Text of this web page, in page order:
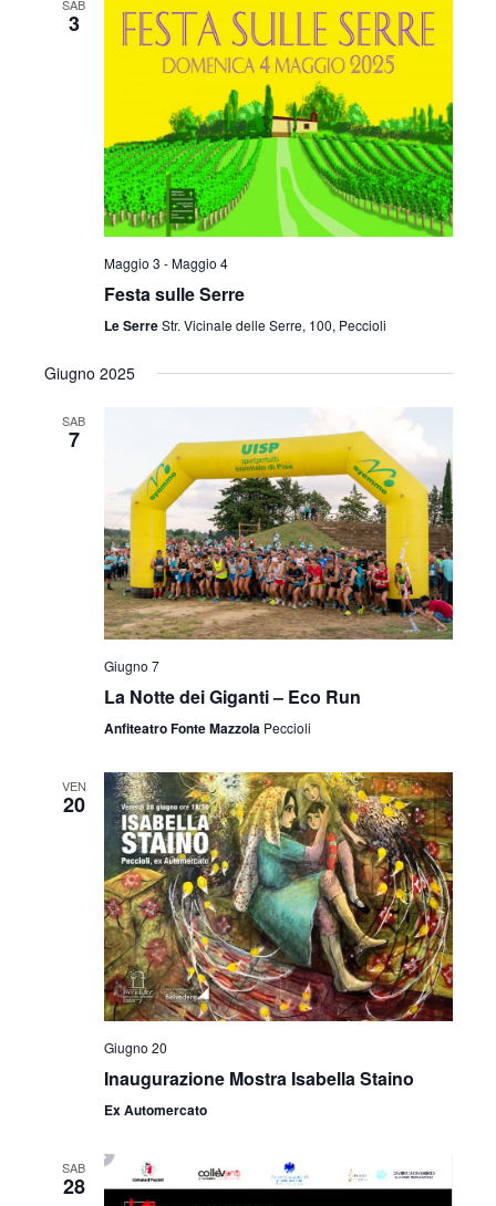
SAB
3
Maggio 3 -Maggio 4
Festa sulle Serre
Le SerreStr. Vicinale delle Serre, 100, Peccioli
Giugno 2025
SAB
7
Giugno 7
La Notte dei Giganti – Eco Run
Anfiteatro Fonte Mazzola Peccioli
VEN
20
Giugno 20
Inaugurazione Mostra Isabella Staino
Ex Automercato
SAB
28